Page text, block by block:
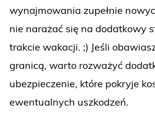
wynajmowania zupełnie
nie narażać się na dodatkowy
trakcie wakacji. ;) Jeśli
granicą, warto rozważyć
ubezpieczenie, które pokryje
ewentualnych uszkodzeń.